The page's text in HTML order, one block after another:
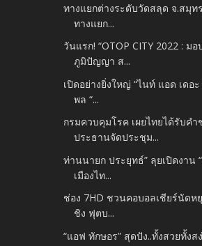
ทางแยกต่างระดับวัดสลุด จ.สมุท
ทางแยก...
วันแรก! “OTOP CITY 2022 : ม
ภูมิปัญญา ส...
เปิดอย่างยิ่งใหญ่ “ไนท์ แอด เดอ
พล “...
กรมควบคุมโรค เผยไทยได้รับค
ประธานจัดประชุม...
ท่านนายก ประยุทธ์” ลุยเปิดงาน
เมืองไท...
ช่อง 7HD ชวนคอบอลเชียร์นัดห
ชิง ฟุตบ...
“แอฟ ทักษอร” สุดปัง..ทั้งสวยทั้ง